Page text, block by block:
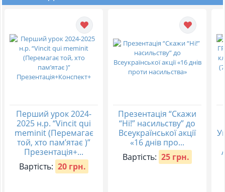
Перший урок 2024-
2025 н.р. “Vincit qui
meminit (Перемагає
той, хто пам’ятає )”
Презентація+...
Вартість: 20 грн.
Презентація “Скажи
“Ні!” насильству” до
Всеукраїнської акції
«16 днів про...
Вартість: 25 грн.